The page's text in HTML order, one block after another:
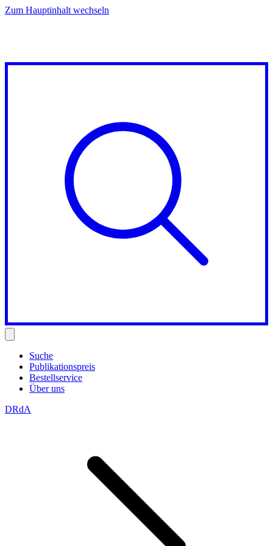
Zum Hauptinhalt wechseln
Suche
Publikationspreis
Bestellservice
Über uns
DRdA